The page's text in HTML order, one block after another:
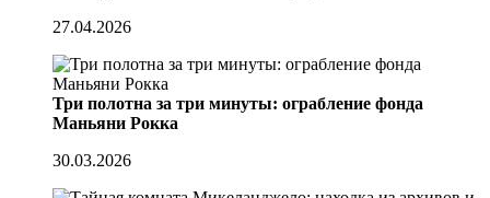
27.04.2026
Три полотна за три минуты: ограбление фонда
Маньяни Рокка
30.03.2026